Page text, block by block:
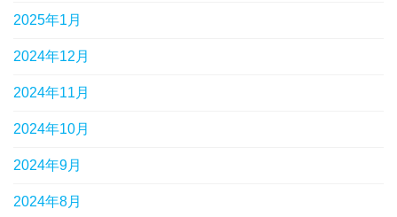
2025年1月
2024年12月
2024年11月
2024年10月
2024年9月
2024年8月